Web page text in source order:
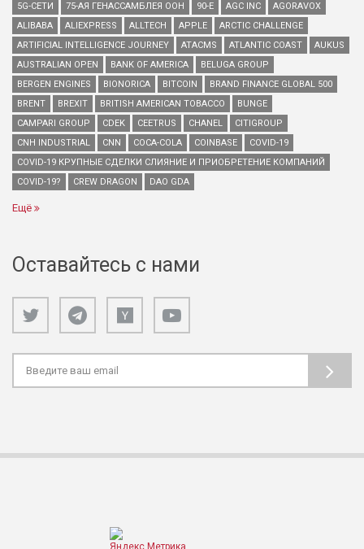
5G-СЕТИ
75-АЯ ГЕНАССАМБЛЕЯ ООН 90-Е AGC INC
AGORAVOX
ALIBABA
ALIEXPRESS ALLTECH APPLE
ARCTIC CHALLENGE
ARTIFICIAL INTELLIGENCE JOURNEY
ATACMS ATLANTIC COAST
AUKUS
AUSTRALIAN OPEN
BANK OF AMERICA
BELUGA GROUP
BERGEN ENGINES
BIONORICA BITCOIN
BRAND FINANCE GLOBAL 500
BRENT
BREXIT BRITISH AMERICAN TOBACCO
BUNGE
CAMPARI GROUP
CDEK CEETRUS CHANEL
CITIGROUP
CNH INDUSTRIAL
CNN COCA-COLA COINBASE
COVID-19
COVID-19 КРУПНЫЕ СДЕЛКИ СЛИЯНИЕ И ПРИОБРЕТЕНИЕ КОМПАНИЙ
COVID-19?
CREW DRAGON DAO GDA
Ещё
Оставайтесь с нами